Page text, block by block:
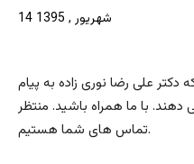
14 شهریور , 1395
دکتر علی رضا نوری زاده به پیام
با ما همراه باشید. منتظر
تماس های شما هستیم.